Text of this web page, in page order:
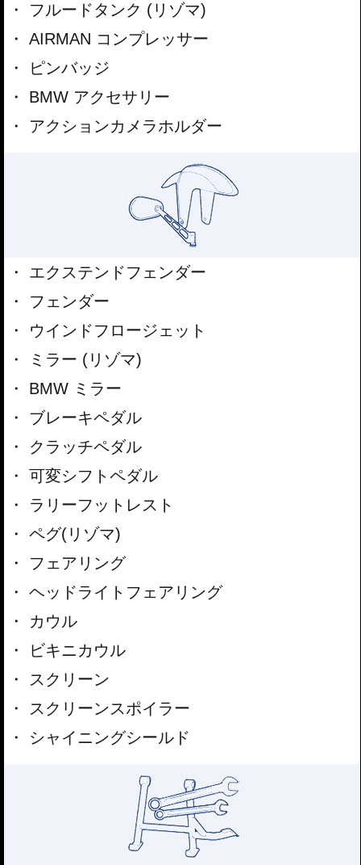
フルードタンク (リゾマ)
AIRMAN コンプレッサー
ピンバッジ
BMW アクセサリー
アクションカメラホルダー
エクステンドフェンダー
フェンダー
ウインドフロージェット
ミラー (リゾマ)
BMW ミラー
ブレーキペダル
クラッチペダル
可変シフトペダル
ラリーフットレスト
ペグ(リゾマ)
フェアリング
ヘッドライトフェアリング
カウル
ビキニカウル
スクリーン
スクリーンスポイラー
シャイニングシールド